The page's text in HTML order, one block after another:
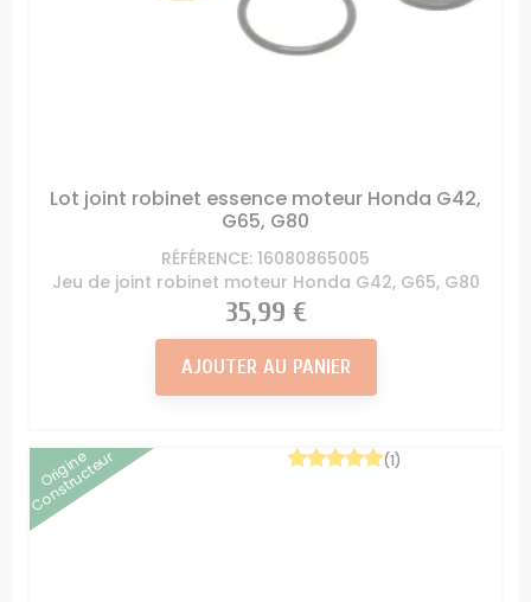
Lot joint robinet essence moteur Honda G42,
G65, G80
RÉFÉRENCE: 16080865005
Jeu de joint robinet moteur Honda G42, G65, G80
Prix
35,99 €
AJOUTER AU PANIER
Origine
Constructeur (1)